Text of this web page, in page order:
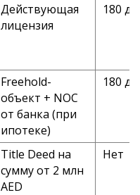
Действующая
лицензия
180
Freehold-
объект + NOC
от банка (при
ипотеке)
180
Title Deed на
сумму от 2 млн
AED
Нет